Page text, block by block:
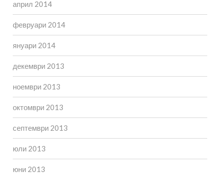
април 2014
февруари 2014
януари 2014
декември 2013
ноември 2013
октомври 2013
септември 2013
юли 2013
юни 2013